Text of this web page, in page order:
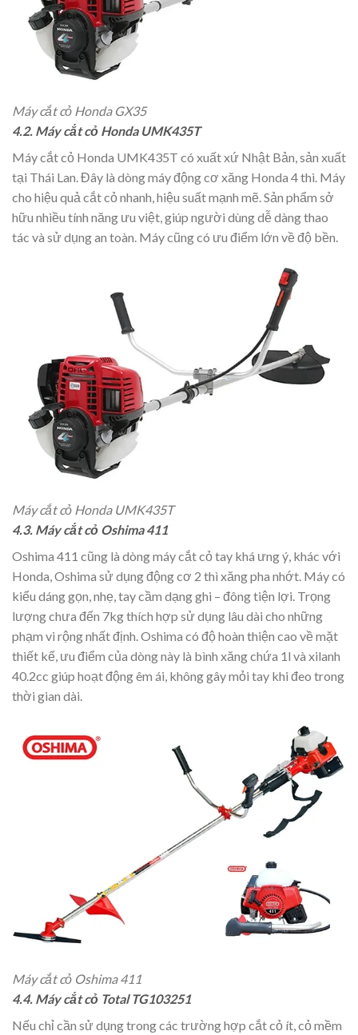
Máy cắt cỏ Honda GX35
4.2. Máy cắt cỏ Honda UMK435T
Máy cắt cỏ Honda UMK435T có xuất xứ Nhật Bản, sản xuất
tại Thái Lan. Đây là dòng máy động cơ xăng Honda 4 thì. Máy
cho hiệu quả cắt cỏ nhanh, hiệu suất mạnh mẽ. Sản phẩm sở
hữu nhiều tính năng ưu việt, giúp người dùng dễ dàng thao
tác và sử dụng an toàn. Máy cũng có ưu điểm lớn về độ bền.
Máy cắt cỏ Honda UMK435T
4.3. Máy cắt cỏ Oshima 411
Oshima 411 cũng là dòng máy cắt cỏ tay khá ưng ý, khác với
Honda, Oshima sử dụng động cơ 2 thì xăng pha nhớt. Máy có
kiểu dáng gọn, nhẹ, tay cầm dạng ghi – đông tiện lợi. Trọng
lượng chưa đến 7kg thích hợp sử dụng lâu dài cho những
phạm vi rộng nhất định. Oshima có độ hoàn thiện cao về mặt
thiết kế, ưu điểm của dòng này là bình xăng chứa 1l và xilanh
40.2cc giúp hoạt động êm ái, không gây mỏi tay khi đeo trong
thời gian dài.
Máy cắt cỏ Oshima 411
4.4. Máy cắt cỏ Total TG103251
Nếu chỉ cần sử dụng trong các trường hợp cắt cỏ ít, cỏ mềm